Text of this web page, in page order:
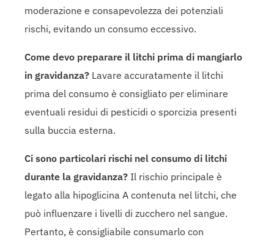
moderazione e consapevolezza dei potenziali
rischi, evitando un consumo eccessivo.
Come devo preparare il litchi prima di mangiarlo
in gravidanza? Lavare accuratamente il litchi
prima del consumo è consigliato per eliminare
eventuali residui di pesticidi o sporcizia presenti
sulla buccia esterna.
Ci sono particolari rischi nel consumo di litchi
durante la gravidanza? Il rischio principale è
legato alla hipoglicina A contenuta nel litchi, che
può influenzare i livelli di zucchero nel sangue.
Pertanto, è consigliabile consumarlo con